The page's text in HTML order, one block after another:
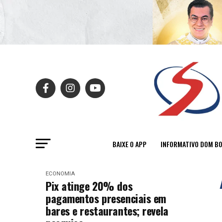
BAIXE O APP INFORMATIVO DOM
ECONOMIA
Pix atinge 20% dos
pagamentos presenciais em
bares e restaurantes; revela